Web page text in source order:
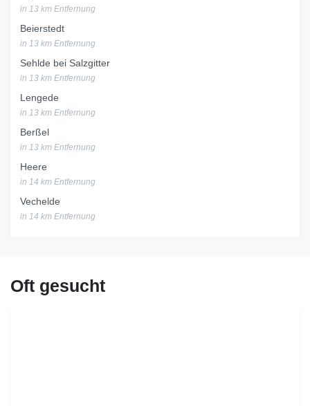
in 13 km Entfernung
Beierstedt
in 13 km Entfernung
Sehlde bei Salzgitter
in 13 km Entfernung
Lengede
in 13 km Entfernung
Berßel
in 13 km Entfernung
Heere
in 14 km Entfernung
Vechelde
in 14 km Entfernung
Oft gesucht